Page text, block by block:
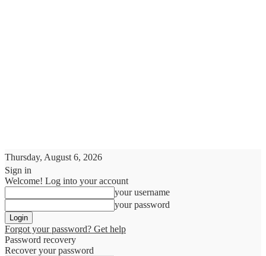
Thursday, August 6, 2026
Sign in
Welcome! Log into your account
your username
your password
Forgot your password? Get help
Password recovery
Recover your password